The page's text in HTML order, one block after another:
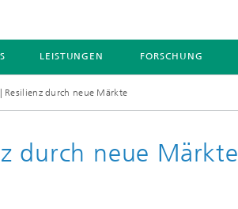
LEISTUNGEN FORSCHUNG
Resilienz durch neue Märkte
durch neue Märkte